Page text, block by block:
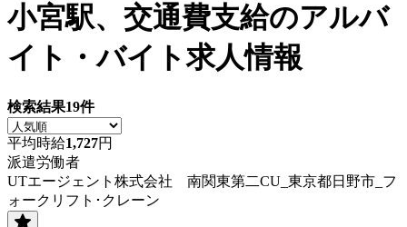
小宮駅、交通費支給のアルバ
イト・バイト求人情報
検索結果19件
平均時給1,727円
派遣労働者
UTエージェント株式会社 南関東第二CU_東京都日野市_フ
ォークリフト･クレーン